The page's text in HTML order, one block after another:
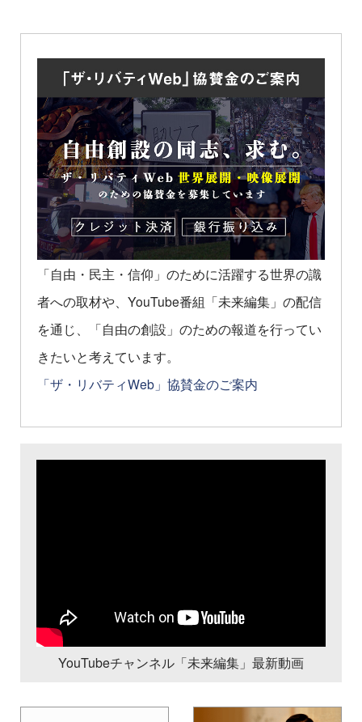
「自由・民主・信仰」のために活躍する世界の識
者への取材や、YouTube番組「未来編集」の配信
を通じ、「自由の創設」のための報道を行ってい
きたいと考えています。
「ザ・リバティWeb」協賛金のご案内
YouTubeチャンネル「未来編集」最新動画